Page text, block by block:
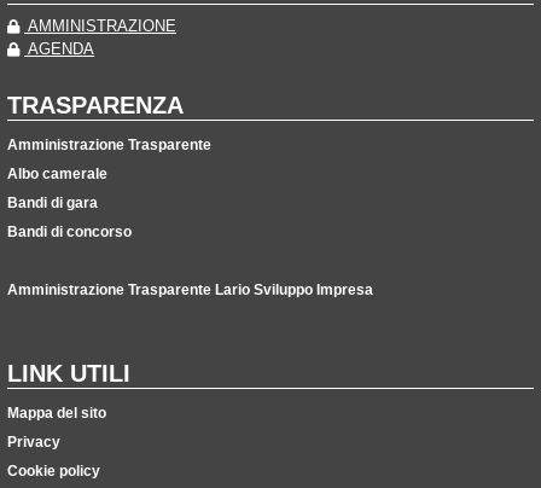
AMMINISTRAZIONE
AGENDA
TRASPARENZA
Amministrazione Trasparente
Albo camerale
Bandi di gara
Bandi di concorso
Amministrazione Trasparente Lario Sviluppo Impresa
LINK UTILI
Mappa del sito
Privacy
Cookie policy